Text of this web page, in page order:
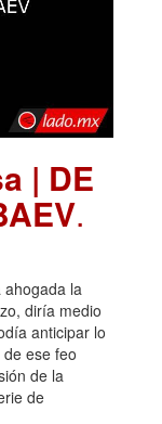
| DE
.
la
diría medio
anticipar lo
ese feo
de la
de